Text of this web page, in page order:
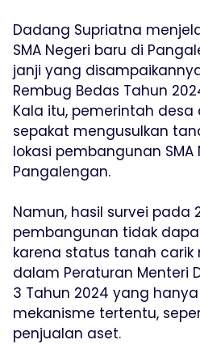
Dadang Supriatna
SMA Negeri baru di
janji yang
Rembug Bedas Tahun
Kala itu, pemerintah
sepakat mengusulkan
lokasi pembangunan SMA
Pangalengan.
Namun, hasil survei pada
pembangunan tidak
karena status tanah
dalam Peraturan Menteri
3 Tahun 2024 yang
mekanisme tertentu,
penjualan aset.